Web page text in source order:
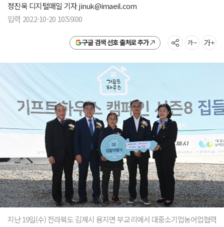
정진욱 디지털매일 기자jinuk@imaeil.com
입력 2022-10-20 10:59:00
구글 검색 선호 출처로 추가
지난 19일(수) 전라북도 김제시 용지면 부교리에서 대중소기업농어업협력